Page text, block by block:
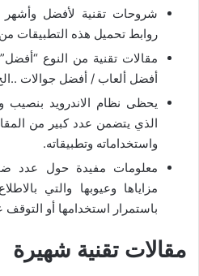
شروحات تقنية لأفضل وأشهر
روابط تحميل هذه التطبيقات
مقالات تقنية من النوع
أفضل ألعاب / أفضل جوالات
يحظى نظام الاندرويد بنصيب
الذي يتضمن عدد كبير من
واستخداماته وتطبيقاته.
معلومات مفيدة حول عدد
مزاياها وعيوبها والتي
باستمرار استخدامها أو
مقالات تقنية شهيرة